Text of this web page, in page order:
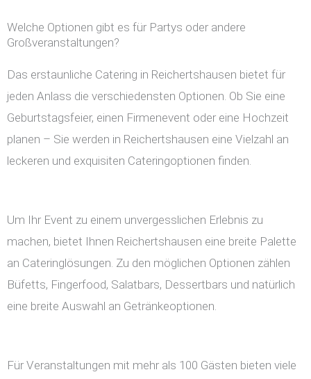
Welche Optionen gibt es für Partys oder andere
Großveranstaltungen?
Das erstaunliche Catering in Reichertshausen bietet für
jeden Anlass die verschiedensten Optionen. Ob Sie eine
Geburtstagsfeier, einen Firmenevent oder eine Hochzeit
planen – Sie werden in Reichertshausen eine Vielzahl an
leckeren und exquisiten Cateringoptionen finden.
Um Ihr Event zu einem unvergesslichen Erlebnis zu
machen, bietet Ihnen Reichertshausen eine breite Palette
an Cateringlösungen. Zu den möglichen Optionen zählen
Büfetts, Fingerfood, Salatbars, Dessertbars und natürlich
eine breite Auswahl an Getränkeoptionen.
Für Veranstaltungen mit mehr als 100 Gästen bieten viele